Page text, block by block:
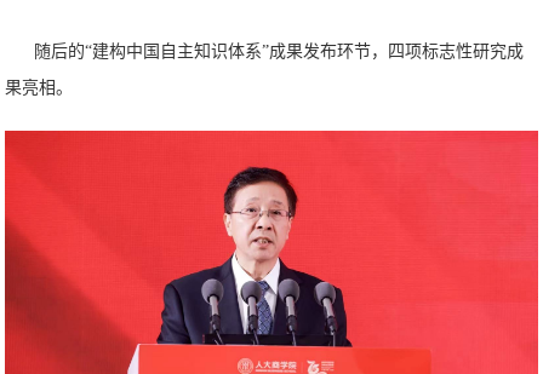
随后的“建构中国自主知识体系”成果发布环节，四项标志性研究成
果亮相。